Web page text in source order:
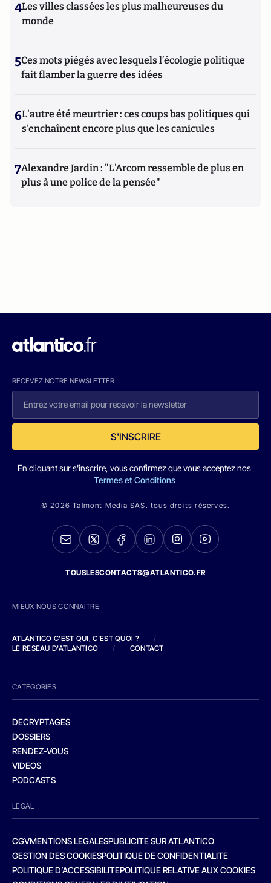
4Les villes classées les plus malheureuses du
monde
5Ces mots piégés avec lesquels l’écologie politique
fait flamber la guerre des idées
6L'autre été meurtrier : ces coups bas politiques qui
s'enchaînent encore plus que les canicules
7Alexandre Jardin : "L'Arcom ressemble de plus en
plus à une police de la pensée"
RECEVEZ NOTRE NEWSLETTER
S'INSCRIRE
En cliquant sur s'inscrire, vous confirmez que vous acceptez nos
Termes et Conditions
© 2026 Talmont Media SAS. tous droits réservés.
TOUSLESCONTACTS@ATLANTICO.FR
MIEUX NOUS CONNAITRE
ATLANTICO C'EST QUI, C'EST QUOI ?
/
LE RESEAU D'ATLANTICO
/ CONTACT
CATEGORIES
DECRYPTAGES
DOSSIERS
RENDEZ-VOUS
VIDEOS
PODCASTS
LEGAL
CGVMENTIONS LEGALESPUBLICITE SUR ATLANTICO
GESTION DES COOKIESPOLITIQUE DE CONFIDENTIALITE
POLITIQUE D’ACCESSIBILITEPOLITIQUE RELATIVE AUX COOKIES